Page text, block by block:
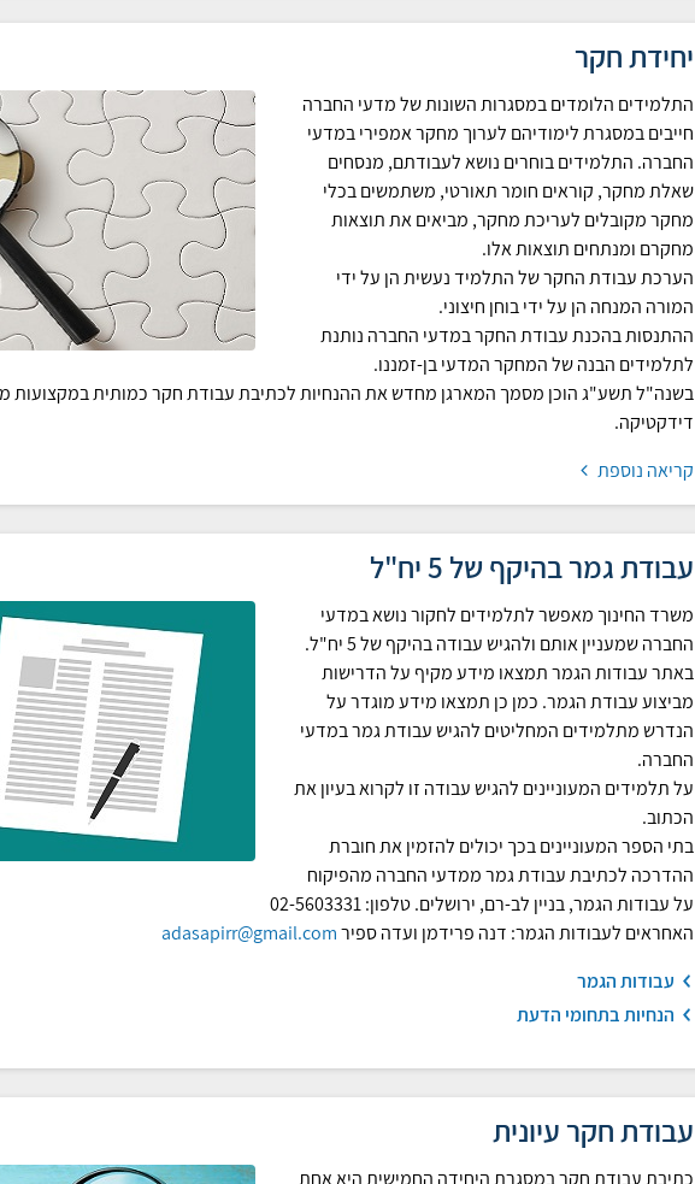
יחידת חקר
התלמידים הלומדים במסגרות השונות של מדעי החברה
חייבים במסגרת לימודיהם לערוך מחקר אמפירי במדעי
החברה. התלמידים בוחרים נושא לעבודתם, מנסחים
שאלת מחקר, קוראים חומר תאורטי, משתמשים בכלי
מחקר מקובלים לעריכת מחקר, מביאים את תוצאות
מחקרם ומנתחים תוצאות אלו.
הערכת עבודת החקר של התלמיד נעשית הן על ידי
המורה המנחה הן על ידי בוחן חיצוני.
ההתנסות בהכנת עבודת החקר במדעי החברה נותנת
לתלמידים הבנה של המחקר המדעי בן-זמננו.
בשנה"ל תשע"ג הוכן מסמך המארגן מחדש את ההנחיות לכתיבת עבודת חקר כמותית במקצועות
דידקטיקה.
קריאה נוספת
עבודת גמר בהיקף של 5 יח"ל
משרד החינוך מאפשר לתלמידים לחקור נושא במדעי
החברה שמעניין אותם ולהגיש עבודה בהיקף של 5 יח"ל.
באתר עבודות הגמר תמצאו מידע מקיף על הדרישות
מביצוע עבודת הגמר. כמן כן תמצאו מידע מוגדר על
הנדרש מתלמידים המחליטים להגיש עבודת גמר במדעי
החברה.
על תלמידים המעוניינים להגיש עבודה זו לקרוא בעיון את
הכתוב.
בתי הספר המעוניינים בכך יכולים להזמין את חוברת
ההדרכה לכתיבת עבודת גמר ממדעי החברה מהפיקוח
על עבודות הגמר, בניין לב-רם, ירושלים. טלפון: 02-5603331
האחראים לעבודות הגמר: דנה פרידמן ועדה ספירadasapirr@gmail.com
עבודות הגמר
הנחיות בתחומי הדעת
עבודת חקר עיונית
כתיבת עבודת חקר במסגרת היחידה החמישית היא אחת